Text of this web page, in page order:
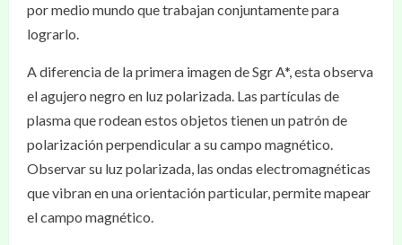
por medio mundo que trabajan conjuntamente para
lograrlo.
A diferencia de la primera imagen de Sgr A*, esta observa
el agujero negro en luz polarizada. Las partículas de
plasma que rodean estos objetos tienen un patrón de
polarización perpendicular a su campo magnético.
Observar su luz polarizada, las ondas electromagnéticas
que vibran en una orientación particular, permite mapear
el campo magnético.